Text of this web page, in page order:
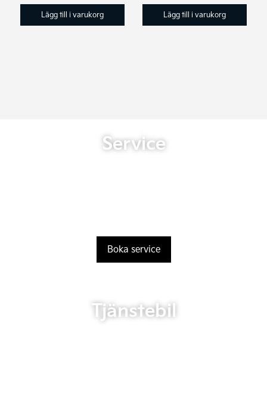
Lägg till i varukorg Lägg till i varukorg
Service
Boka service
Tjänstebil